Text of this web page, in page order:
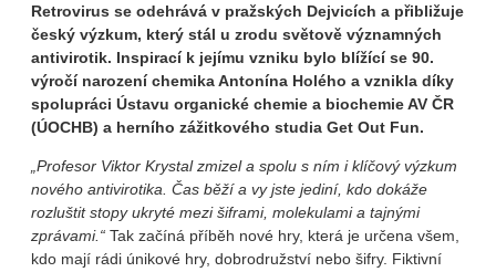
Retrovirus se odehrává v pražských Dejvicích a přibližuje
český výzkum, který stál u zrodu světově významných
antivirotik. Inspirací k jejímu vzniku bylo blížící se 90.
výročí narození chemika Antonína Holého a vznikla díky
spolupráci Ústavu organické chemie a biochemie AV ČR
(ÚOCHB) a herního zážitkového studia Get Out Fun.
„Profesor Viktor Krystal zmizel a spolu s ním i klíčový výzkum
nového antivirotika. Čas běží a vy jste jediní, kdo dokáže
rozluštit stopy ukryté mezi šiframi, molekulami a tajnými
zprávami.“ Tak začíná příběh nové hry, která je určena všem,
kdo mají rádi únikové hry, dobrodružství nebo šifry. Fiktivní